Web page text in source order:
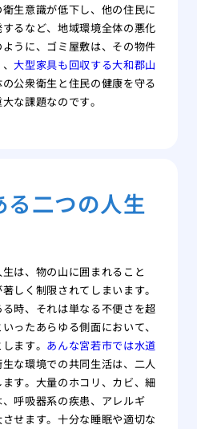
生意識が低下し、他の住民に
るなど、地域環境全体の悪化
うに、ゴミ屋敷は、その物件
、大型家具も回収する大和郡山
公衆衛生と住民の健康を守る
な課題なのです。
る二つの人生
は、物の山に囲まれること
しく制限されてしまいます。
時、それは単なる不便さを超
ったあらゆる側面において、
ます。 あんな宮若市では水道
生な環境での共同生活は、二人
す。大量のホコリ、カビ、細
呼吸器系の疾患、アレルギ
せます。十分な睡眠や適切な